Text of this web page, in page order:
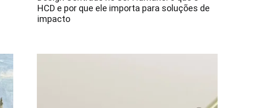
HCD e por que ele importa para soluções de
impacto